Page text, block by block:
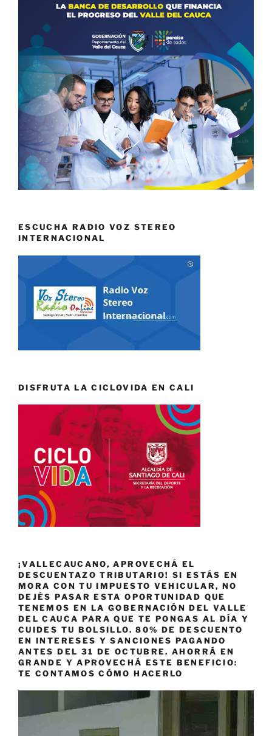
ESCUCHA RADIO VOZ STEREO
INTERNACIONAL
DISFRUTA LA CICLOVIDA EN CALI
¡VALLECAUCANO, APROVECHÁ EL
DESCUENTAZO TRIBUTARIO! SI ESTÁS EN
MORA CON TU IMPUESTO VEHICULAR, NO
DEJÉS PASAR ESTA OPORTUNIDAD QUE
TENEMOS EN LA GOBERNACIÓN DEL VALLE
DEL CAUCA PARA QUE TE PONGAS AL DÍA Y
CUIDES TU BOLSILLO. 80% DE DESCUENTO
EN INTERESES Y SANCIONES PAGANDO
ANTES DEL 31 DE OCTUBRE. AHORRÁ EN
GRANDE Y APROVECHÁ ESTE BENEFICIO:
TE CONTAMOS CÓMO HACERLO